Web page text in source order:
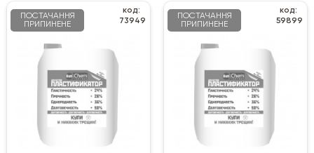
ПОСТАЧАННЯ
ПРИПИНЕНЕ
код:
73949
ПОСТАЧАННЯ
ПРИПИНЕНЕ
код:
59899